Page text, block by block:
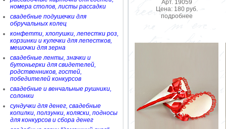
номера столов, листы рассадки
свадебные подушечки для
обручальных колец
конфетти, хлопушки, лепестки роз,
корзинки и кулечки для лепестков,
мешочки для зерна
свадебные ленты, значки и
бутоньерки для свидетелей,
родственников, гостей,
победителей конкурсов
свадебные и венчальные рушники,
солонки
сундучки для денег, свадебные
копилки, ползунки, коляски, подносы
для конкурсов и сбора денег
Арт. 19059
Цена: 180 руб.
подробнее